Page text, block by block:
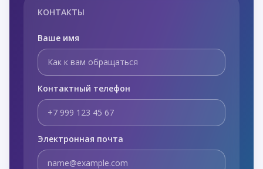
КОНТАКТЫ
Ваше имя
Контактный телефон
Электронная почта